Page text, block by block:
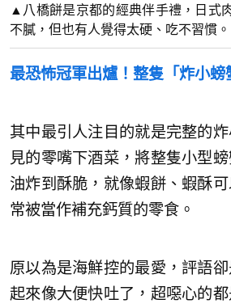
▲八橋餅是京都的經典伴手禮，日式
不膩，但也有人覺得太硬、吃不習慣。
最恐怖冠軍出爐！整隻「炸小螃
其中最引人注目的就是完整的
見的零嘴下酒菜，將整隻小型
油炸到酥脆，就像蝦餅、蝦酥
常被當作補充鈣質的零食。
原以為是海鮮控的最愛，評語
起來像大便快吐了，超噁心的